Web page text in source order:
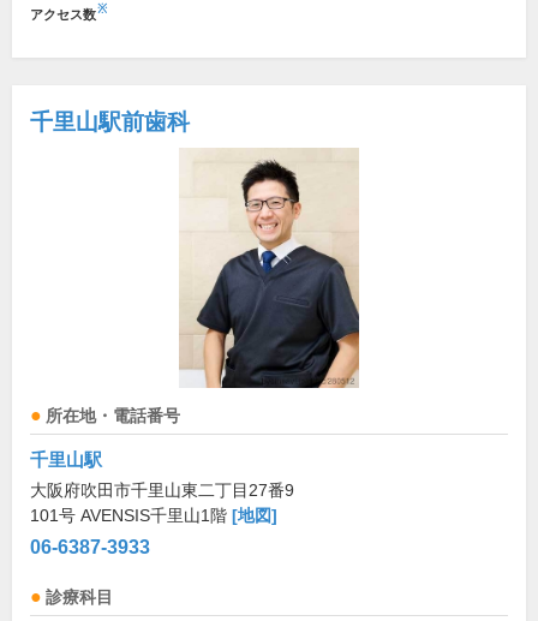
アクセス数※
千里山駅前歯科
所在地・電話番号
千里山駅
大阪府吹田市千里山東二丁目27番9
101号 AVENSIS千里山1階 [地図]
06-6387-3933
診療科目